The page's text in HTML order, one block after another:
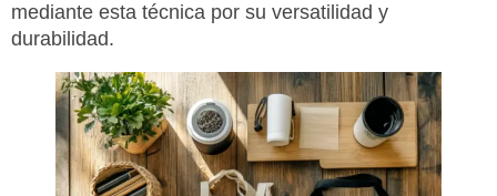
mediante esta técnica por su versatilidad y
durabilidad.